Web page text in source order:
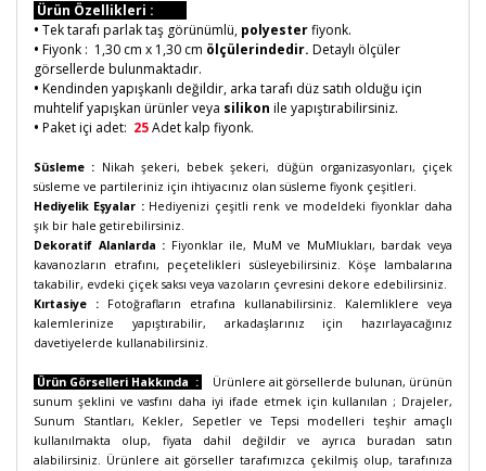
Ürün Özellikleri :
• Tek tarafı parlak taş görünümlü, polyesterfiyonk.
• Fiyonk : 1,30 cm x 1,30 cm ölçülerindedir. Detaylı ölçüler
görsellerde bulunmaktadır.
• Kendinden yapışkanlı değildir, arka tarafı düz satıh olduğu için
muhtelif yapışkan ürünler veya silikon ile yapıştırabilirsiniz.
• Paket içi adet: 25Adet kalp fiyonk.
Süsleme : Nikah şekeri, bebek şekeri, düğün organizasyonları, çiçek
süsleme ve partileriniz için ihtiyacınız olan süsleme fiyonk çeşitleri.
Hediyelik Eşyalar :Hediyenizi çeşitli renk ve modeldeki fiyonklar daha
şık bir hale getirebilirsiniz.
Dekoratif Alanlarda : Fiyonklar ile, MuM ve MuMlukları, bardak veya
kavanozların etrafını, peçetelikleri süsleyebilirsiniz. Köşe lambalarına
takabilir, evdeki çiçek saksı veya vazoların çevresini dekore edebilirsiniz.
Kırtasiye : Fotoğrafların etrafına kullanabilirsiniz. Kalemliklere veya
kalemlerinize yapıştırabilir, arkadaşlarınız için hazırlayacağınız
davetiyelerde kullanabilirsiniz.
Ürün Görselleri Hakkında :
Ürünlere ait görsellerde bulunan, ürünün
sunum şeklini ve vasfını daha iyi ifade etmek için kullanılan ; Drajeler,
Sunum Stantları, Kekler, Sepetler ve Tepsi modelleri teşhir amaçlı
kullanılmakta olup, fiyata dahil değildir ve ayrıca buradan satın
alabilirsiniz. Ürünlere ait görseller tarafımızca çekilmiş olup, tarafınıza